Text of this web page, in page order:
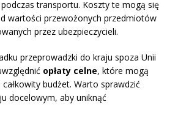
transportu. Koszty te mogą się
wartości przewożonych przedmiotów
przez ubezpieczycieli.
przeprowadzki do kraju spoza Unii
opłaty celne, które mogą
całkowity budżet. Warto sprawdzić
docelowym, aby uniknąć